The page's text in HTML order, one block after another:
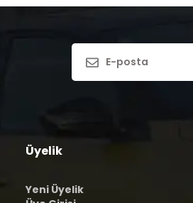
Üyelik
Yeni Üyelik